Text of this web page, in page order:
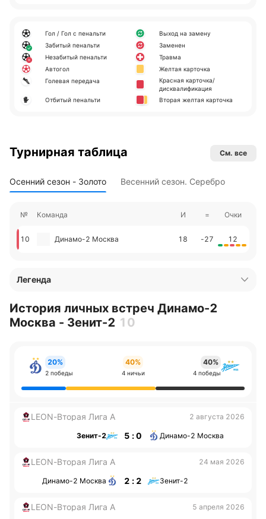
Гол / Гол с пенальти
Забитый пенальти
Незабитый пенальти
Автогол
Голевая передача
Отбитый пенальти
Выход на замену
Заменен
Травма
Желтая карточка
Красная карточка/
дисквалификация
Вторая желтая карточка
Турнирная таблица См. все
Осенний сезон - Золото Весенний сезон. Серебро
№ Команда И = Очки
10 Динамо-2 Москва 18 -27 12
Легенда
История личных встреч Динамо-2
Москва - Зенит-2 10
20%
2 победы
40%
4 ничьи
40%
4 победы
LEON-Вторая Лига А 2 августа 2026
Зенит-2 5 : 0 Динамо-2 Москва
LEON-Вторая Лига А 24 мая 2026
Динамо-2 Москва 2 : 2 Зенит-2
LEON-Вторая Лига А 5 апреля 2026